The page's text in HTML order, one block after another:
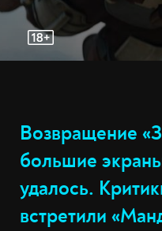
Возвращение
большие
удалось.
встретили